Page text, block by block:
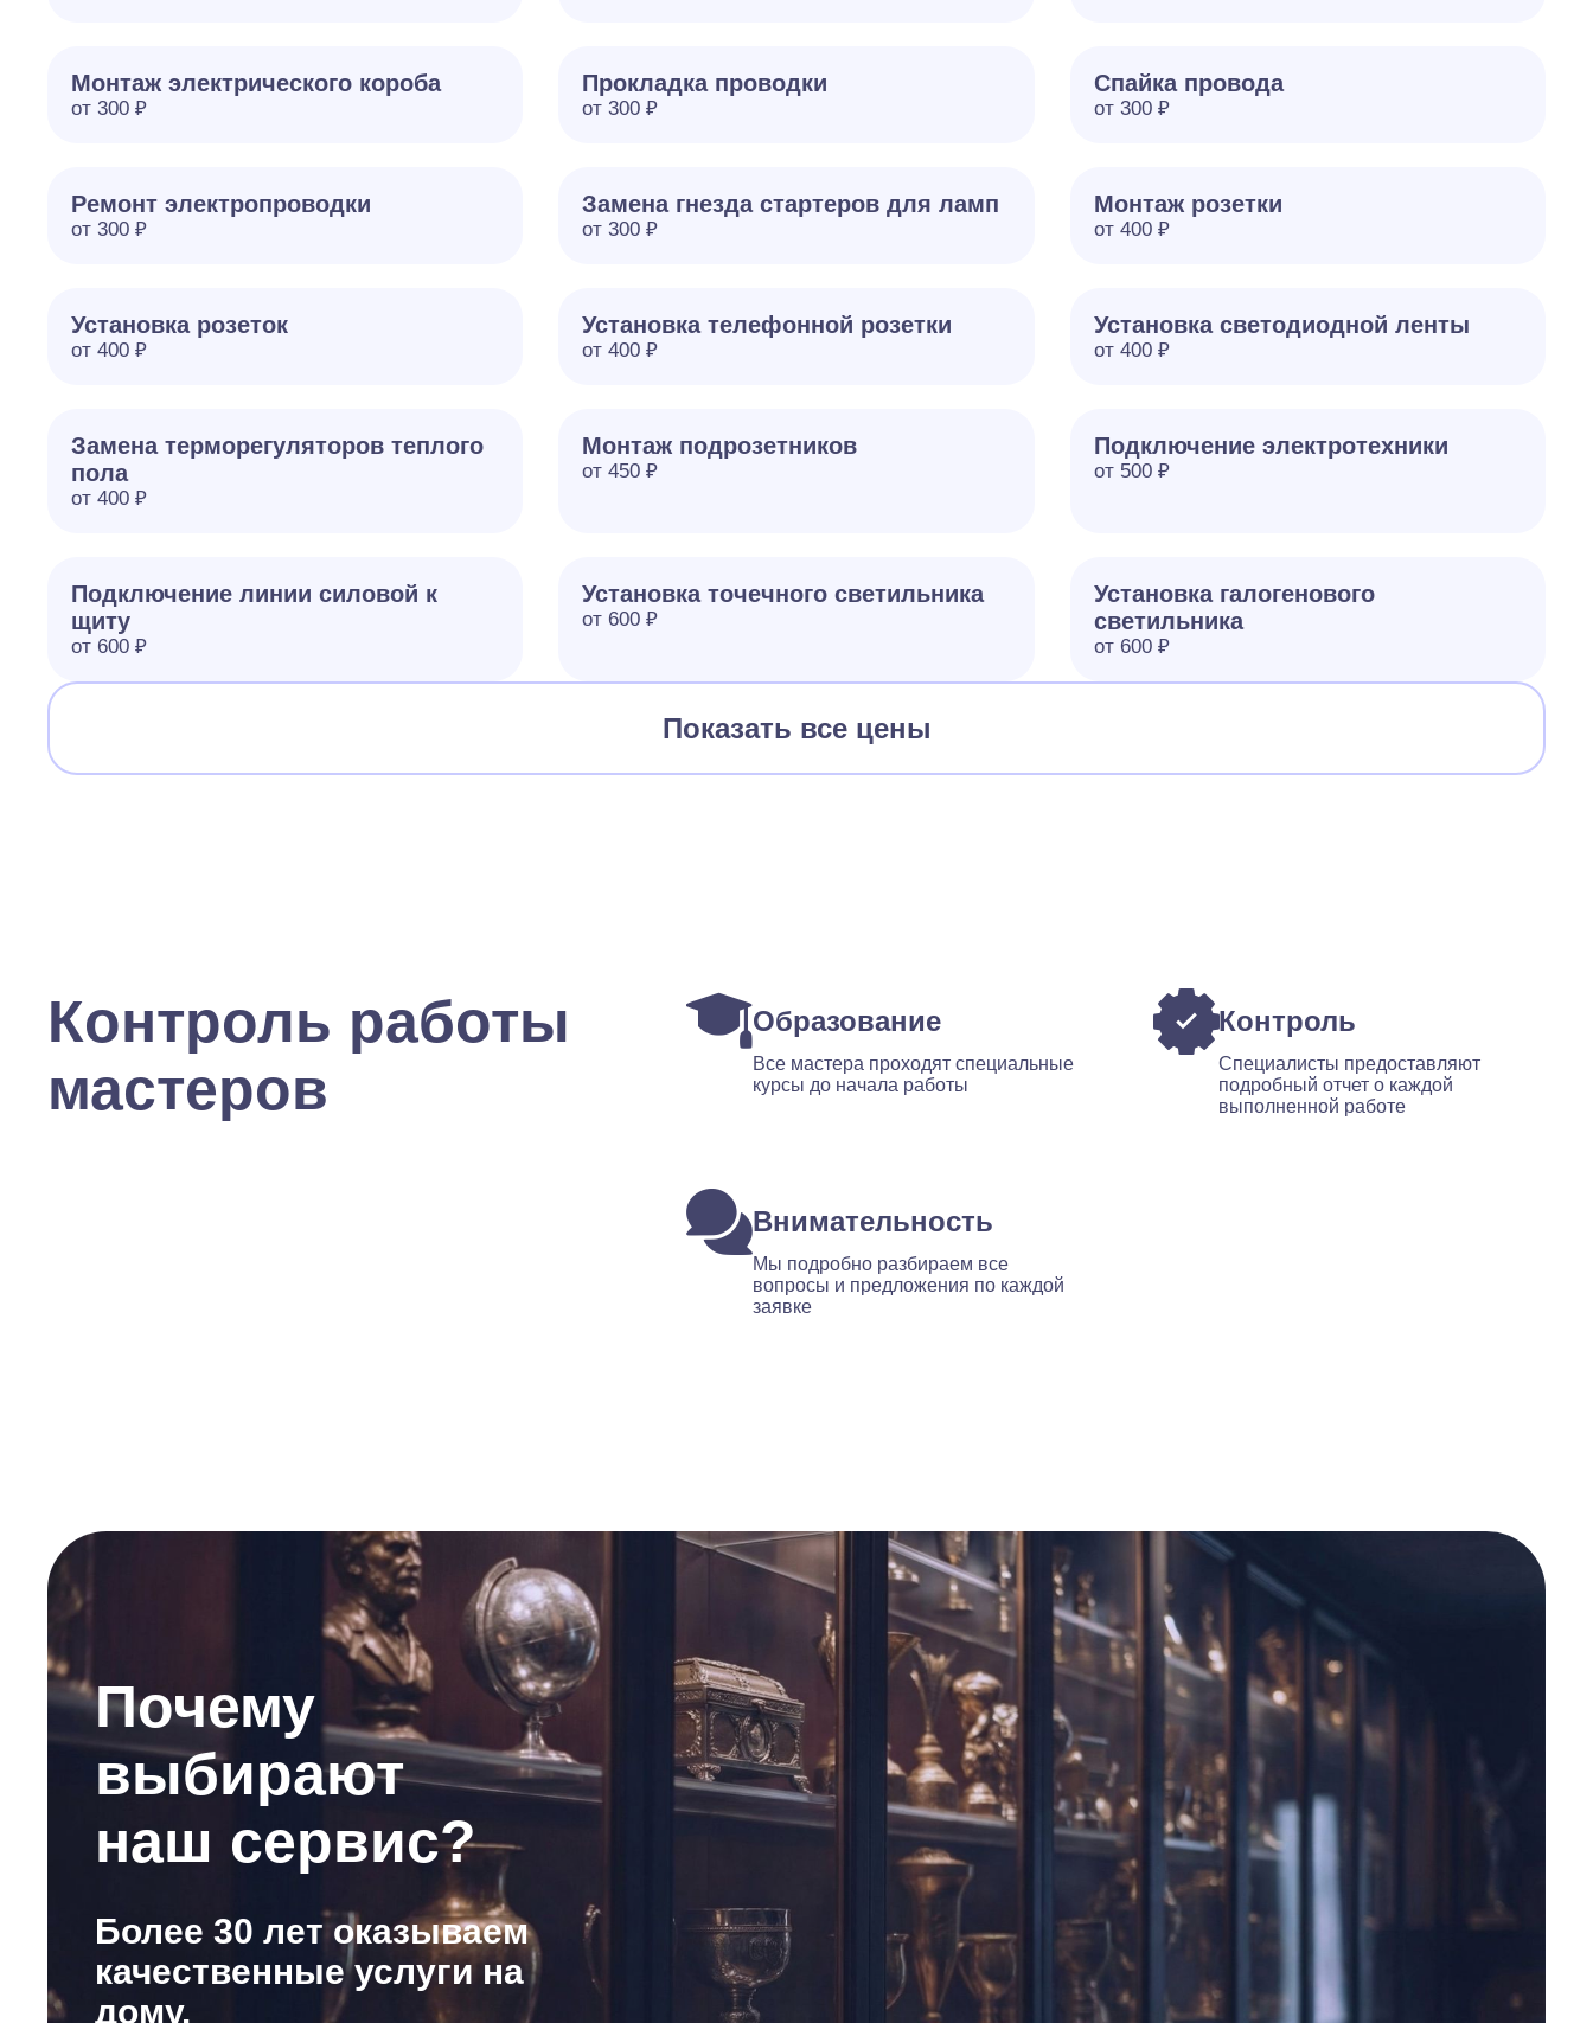
Монтаж электрического короба
от 300 ₽
Прокладка проводки
от 300 ₽
Спайка провода
от 300 ₽
Ремонт электропроводки
от 300 ₽
Замена гнезда стартеров для ламп
от 300 ₽
Монтаж розетки
от 400 ₽
Установка розеток
от 400 ₽
Установка телефонной розетки
от 400 ₽
Установка светодиодной ленты
от 400 ₽
Замена терморегуляторов теплого
пола
от 400 ₽
Монтаж подрозетников
от 450 ₽
Подключение электротехники
от 500 ₽
Подключение линии силовой к
щиту
от 600 ₽
Установка точечного светильника
от 600 ₽
Установка галогенового
светильника
от 600 ₽
Показать все цены
Контроль работы
мастеров
Образование
Все мастера проходят специальные
курсы до начала работы
Контроль
Специалисты предоставляют
подробный отчет о каждой
выполненной работе
Внимательность
Мы подробно разбираем все
вопросы и предложения по каждой
заявке
Почему
выбирают
наш сервис?
Более 30 лет оказываем
качественные услуги на
дому.